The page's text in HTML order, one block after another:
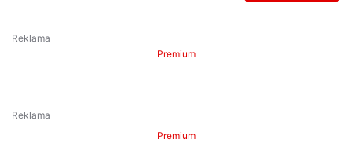
Premium
Premium